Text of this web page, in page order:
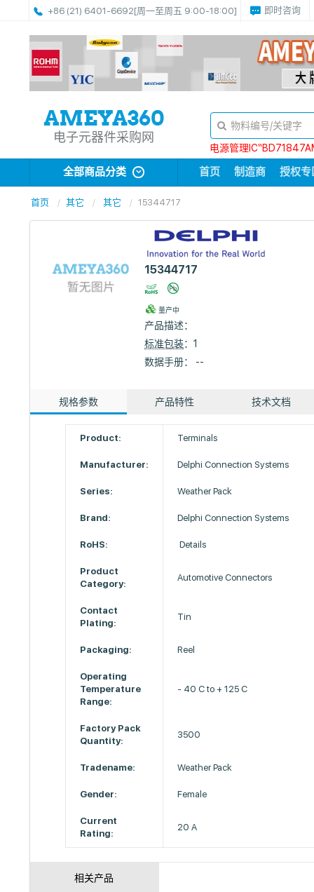
+86 (21) 6401-6692[周一至周五 9:00-18:00] 即时咨询
电子元器件采购网
电源管理
全部商品分类 首页 制造商 授权专
首页 其它 其它 15344717
15344717
量产中
产品描述：
标准包装：1
数据手册： --
规格参数 产品特性 技术文档
Product: Terminals
Manufacturer: Delphi Connection Systems
Series: Weather Pack
Brand: Delphi Connection Systems
RoHS: Details
Product
Category:
Automotive Connectors
Contact
Plating:
Tin
Packaging: Reel
Operating
Temperature
Range:
- 40 C to + 125 C
Factory Pack
Quantity:
3500
Tradename: Weather Pack
Gender: Female
Current
Rating:
20 A
相关产品